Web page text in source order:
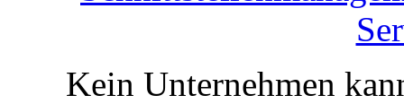
Kein Unternehmen